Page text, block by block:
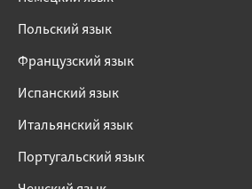
Польский язык
Французский язык
Испанский язык
Итальянский язык
Португальский язык